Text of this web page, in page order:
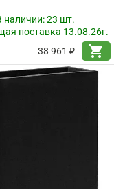
наличии:23 шт.
поставка 13.08.26г.
38 961 ₽
shopping_cart